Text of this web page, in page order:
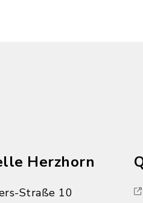
Herzhorn
Straße 10